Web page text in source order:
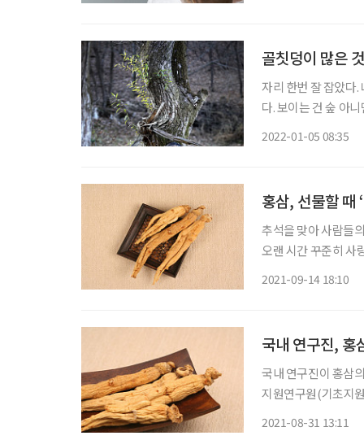
골칫덩이 많은
자리 한번 잘 잡았다
다. 보이는 건 숲 아
2022-01-05 08:35
홍삼, 선물할 때
추석을 맞아 사람들
오랜 시간 꾸준히 사
2021-09-14 18:10
국내 연구진, 홍
국내 연구진이 홍삼의
지원연구원(기초지
2021-08-31 13:11